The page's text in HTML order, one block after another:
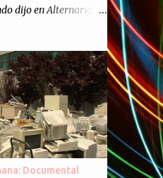
dijo en Alternaria :
para ponernos en
y contarles las noticias
desde
un punto de vista
festejarlo, se
todos juntos; y
refiero a toda la
Documental